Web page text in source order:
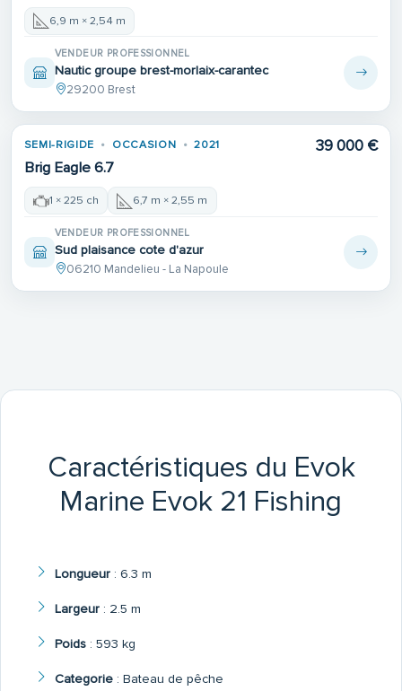
6,9 m × 2,54 m
VENDEUR PROFESSIONNEL
Nautic groupe brest-morlaix-carantec
29200 Brest
SEMI-RIGIDE OCCASION 2021
Brig Eagle 6.7
39 000 €
1 × 225 ch 6,7 m × 2,55 m
VENDEUR PROFESSIONNEL
Sud plaisance cote d'azur
06210 Mandelieu - La Napoule
Caractéristiques du Evok
Marine Evok 21 Fishing
Longueur: 6.3 m
Largeur: 2.5 m
Poids: 593 kg
Categorie: Bateau de pêche